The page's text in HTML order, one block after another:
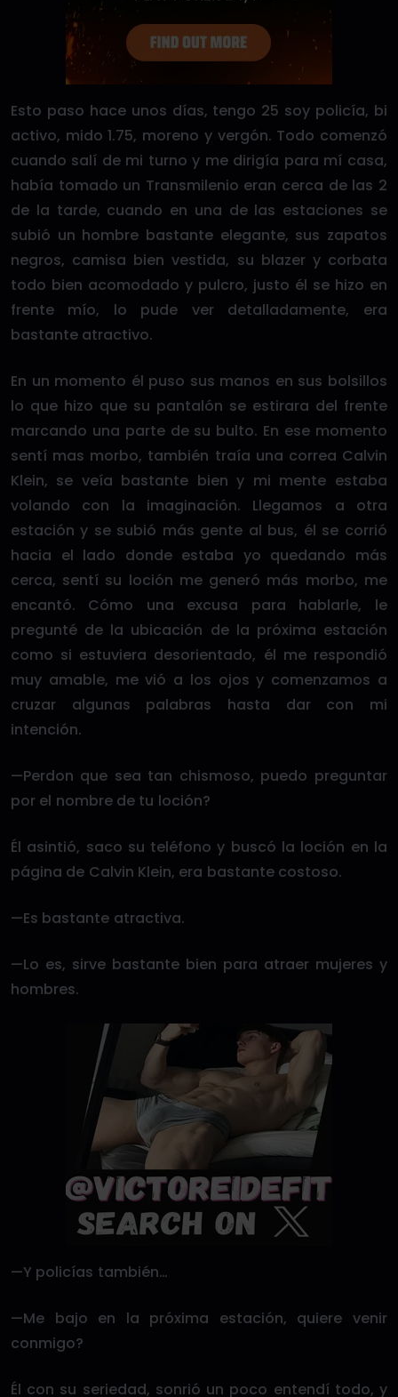
Esto paso hace unos días, tengo 25 soy policía, bi
activo, mido 1.75, moreno y vergón. Todo comenzó
cuando salí de mi turno y me dirigía para mí casa,
había tomado un Transmilenio eran cerca de las 2
de la tarde, cuando en una de las estaciones se
subió un hombre bastante elegante, sus zapatos
negros, camisa bien vestida, su blazer y corbata
todo bien acomodado y pulcro, justo él se hizo en
frente mío, lo pude ver detalladamente, era
bastante atractivo.
En un momento él puso sus manos en sus bolsillos
lo que hizo que su pantalón se estirara del frente
marcando una parte de su bulto. En ese momento
sentí mas morbo, también traía una correa Calvin
Klein, se veía bastante bien y mi mente estaba
volando con la imaginación. Llegamos a otra
estación y se subió más gente al bus, él se corrió
hacia el lado donde estaba yo quedando más
cerca, sentí su loción me generó más morbo, me
encantó. Cómo una excusa para hablarle, le
pregunté de la ubicación de la próxima estación
como si estuviera desorientado, él me respondió
muy amable, me vió a los ojos y comenzamos a
cruzar algunas palabras hasta dar con mi
intención.
—Perdon que sea tan chismoso, puedo preguntar
por el nombre de tu loción?
Él asintió, saco su teléfono y buscó la loción en la
página de Calvin Klein, era bastante costoso.
—Es bastante atractiva.
—Lo es, sirve bastante bien para atraer mujeres y
hombres.
—Y policías también…
—Me bajo en la próxima estación, quiere venir
conmigo?
Él con su seriedad, sonrió un poco entendí todo, y